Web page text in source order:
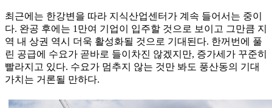
최근에는 한강변을 따라 지식산업센터가 계속 들어서는 중이
다. 완공 후에는 1만여 기업이 입주할 것으로 보이고 그만큼 지
역 내 상권 역시 더욱 활성화될 것으로 기대된다. 한꺼번에 풀
린 공급에 수요가 곧바로 들이차진 않겠지만, 증가세가 꾸준히
빨라지고 있다. 수요가 멈추지 않는 것만 봐도 풍산동의 기대
가치는 거론될 만하다.